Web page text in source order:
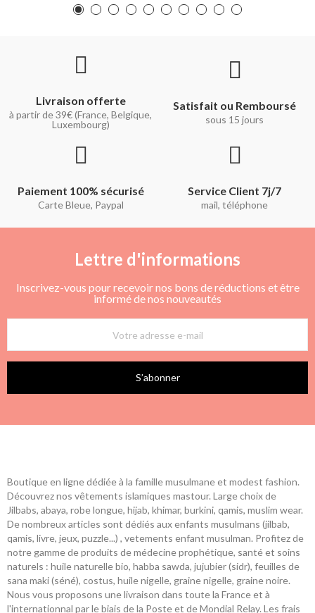
Livraison offerte
à partir de 39€ (France, Belgique,
Luxembourg)
Satisfait ou Remboursé
sous 15 jours
Paiement 100% sécurisé
Carte Bleue, Paypal
Service Client 7j/7
mail, téléphone
Lettre d'informations
Inscrivez-vous pour recevoir nos bons de réductions et être
informé de nos nouveautés
S’abonner
Boutique en ligne dédiée à la famille musulmane et modest fashion.
Découvrez nos vêtements islamiques mastour. Large choix de
Jilbabs, abaya, robe longue, hijab, khimar, burkini, qamis, muslim wear.
De nombreux articles sont dédiés aux enfants musulmans (jilbab,
qamis, livre, jeux, puzzle...) , vetements enfant musulman. Profitez de
notre gamme de produits de médecine prophétique, santé et soins
naturels : huile naturelle bio, habba sawda, jujubier (sidr), feuilles de
sana maki (séné), costus, huile nigelle, graine nigelle, graine noire.
Nous vous proposons une livraison dans toute la France et à
l'internationnal par le biais de la Poste et de Mondial Relay. Les frais